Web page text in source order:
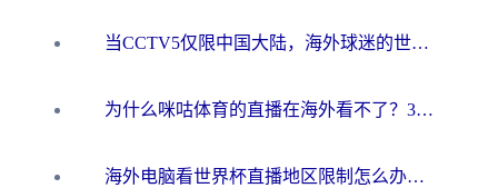
当CCTV5仅限中国大陆，海外球迷的世界杯狂欢如何继续？
为什么咪咕体育的直播在海外看不了？3步解决海外看世界杯+抖音地区限制难题
海外电脑看世界杯直播地区限制怎么办？你需要一个聪明的加速器